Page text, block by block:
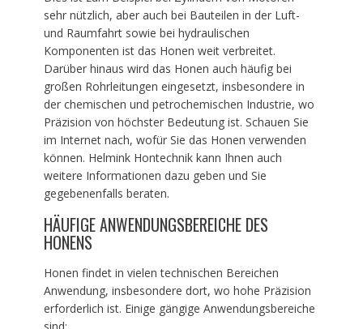
sehr nützlich, aber auch bei Bauteilen in der Luft-
und Raumfahrt sowie bei hydraulischen
Komponenten ist das Honen weit verbreitet.
Darüber hinaus wird das Honen auch häufig bei
großen Rohrleitungen eingesetzt, insbesondere in
der chemischen und petrochemischen Industrie, wo
Präzision von höchster Bedeutung ist. Schauen Sie
im Internet nach, wofür Sie das Honen verwenden
können. Helmink Hontechnik kann Ihnen auch
weitere Informationen dazu geben und Sie
gegebenenfalls beraten.
HÄUFIGE ANWENDUNGSBEREICHE DES
HONENS
Honen findet in vielen technischen Bereichen
Anwendung, insbesondere dort, wo hohe Präzision
erforderlich ist. Einige gängige Anwendungsbereiche